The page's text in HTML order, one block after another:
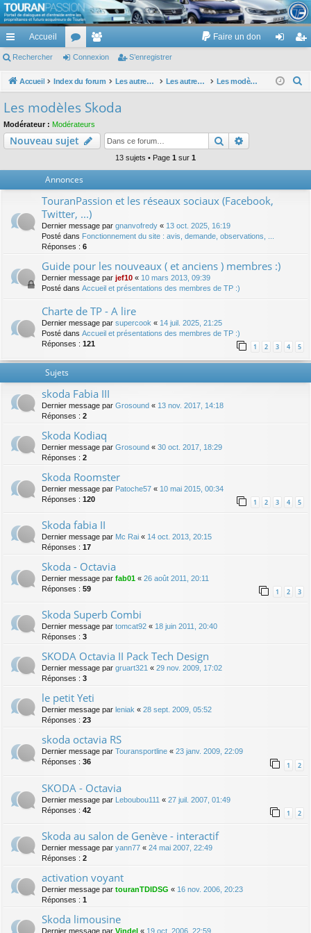
TouranPassion
Le forum des propriétaires ou futurs acquéreurs du Volkswagen Touran
cc
ès
pi
de
Accueil
or
u
e
m
Faire un don
ne nr
Rechercher Connexion S’enregistrer
Accueil Index du forum Les autres voitures et ce qui touche à la voiture Les autres modèles du groupe VW Les modèles Skoda
c
Les modèles Skoda
Modérateur : Modérateurs
Nouveau sujet Rechercher
13 sujets • Page 1 sur 1
Annonces
TouranPassion et les réseaux sociaux (Facebook,
Twitter, ...)
Dernier message par gnanvofredy « 13 oct. 2025, 16:19
Posté dans Fonctionnement du site : avis, demande, observations, ...
Réponses : 6
Guide pour les nouveaux ( et anciens ) membres :)
Dernier message par jef10 « 10 mars 2013, 09:39
Posté dans Accueil et présentations des membres de TP :)
Charte de TP - A lire
Dernier message par supercook « 14 juil. 2025, 21:25
Posté dans Accueil et présentations des membres de TP :)
Réponses : 121 1 2 3 4 5
Sujets
skoda Fabia III
Dernier message par Grosound « 13 nov. 2017, 14:18
Réponses : 2
Skoda Kodiaq
Dernier message par Grosound « 30 oct. 2017, 18:29
Réponses : 2
Skoda Roomster
Dernier message par Patoche57 « 10 mai 2015, 00:34
Réponses : 120 1 2 3 4 5
Skoda fabia II
Dernier message par Mc Rai « 14 oct. 2013, 20:15
Réponses : 17
Skoda - Octavia
Dernier message par fab01 « 26 août 2011, 20:11
Réponses : 59 1 2 3
Skoda Superb Combi
Dernier message par tomcat92 « 18 juin 2011, 20:40
Réponses : 3
SKODA Octavia II Pack Tech Design
Dernier message par gruart321 « 29 nov. 2009, 17:02
Réponses : 3
le petit Yeti
Dernier message par leniak « 28 sept. 2009, 05:52
Réponses : 23
skoda octavia RS
Dernier message par Touransportline « 23 janv. 2009, 22:09
Réponses : 36 1 2
SKODA - Octavia
Dernier message par Leboubou111 « 27 juil. 2007, 01:49
Réponses : 42 1 2
Skoda au salon de Genève - interactif
Dernier message par yann77 « 24 mai 2007, 22:49
Réponses : 2
activation voyant
Dernier message par touranTDIDSG « 16 nov. 2006, 20:23
Réponses : 1
Skoda limousine
Dernier message par Vindel « 19 oct. 2006, 22:59